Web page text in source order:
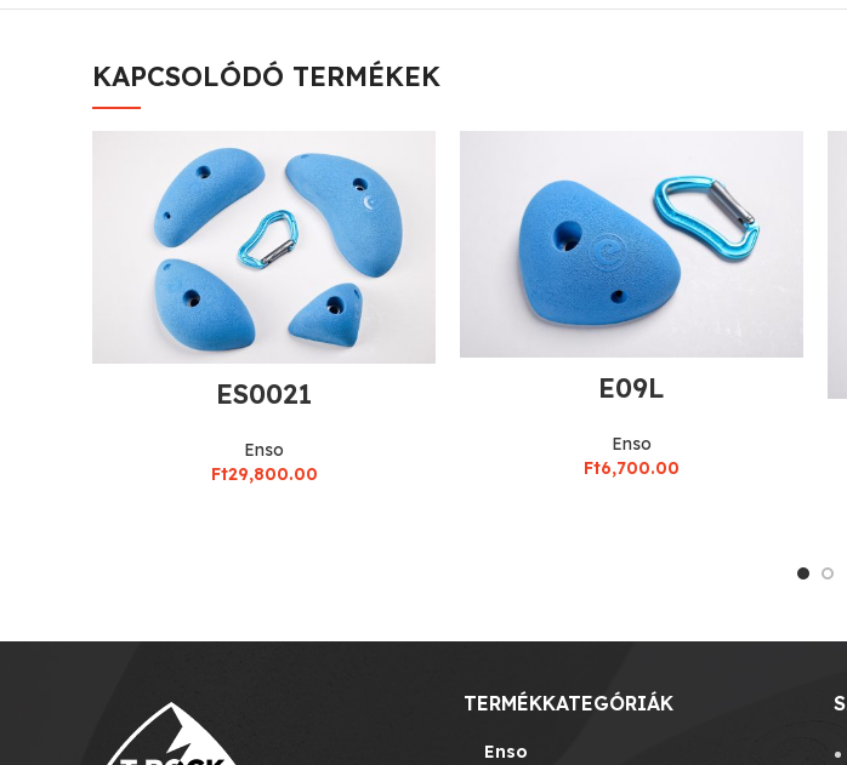
KAPCSOLÓDÓ TERMÉKEK
ES0021
Enso
Ft29,800.00
E09L
Enso
Ft6,700.00
TERMÉKKATEGÓRIÁK
Enso